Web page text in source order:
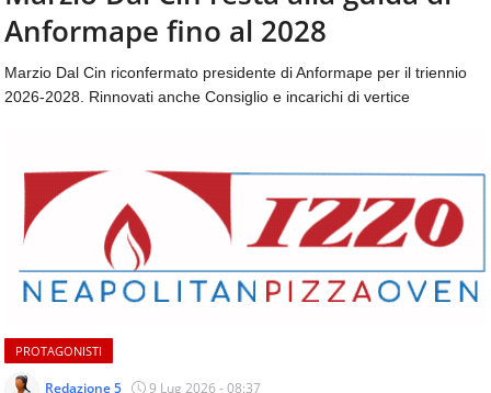
aggiornamenti
quotidiani
temi
come
food
&
beverage,
catering
e
articoli
sul
mondo
dell'alimentazione,
CONTATTI
Anformape fino al 2028
Marzio Dal Cin riconfermato presidente di Anformape per il triennio
2026-2028. Rinnovati anche Consiglio e incarichi di vertice
PROTAGONISTI
Redazione 5 9 Lug 2026 - 08:37